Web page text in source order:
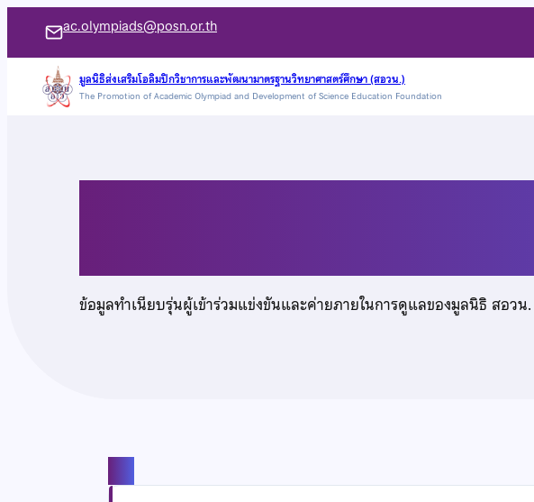
เนื้อหา
ac.olympiads@posn.or.th
มูลนิธิส่งเสริมโอลิมปิกวิชาการและพัฒนามาตรฐานวิทยาศาสตร์ศึกษา (สอวน.)
The Promotion of Academic Olympiad and Development of Science Education Foundation
ข้อมูลทำเนียบรุ่นผู้เข้าร่วมแข่งขันและค่ายภายในการดูแลของมูลนิธิ สอวน.